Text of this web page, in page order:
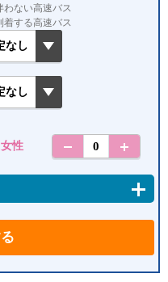
ない高速バス
する高速バス
女性